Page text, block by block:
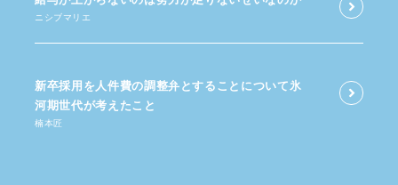
ニシブマリエ
新卒採用を​人件費の​調整弁と​する​ことに​ついて​氷
河期世代が​考えた​こと
楠本匠